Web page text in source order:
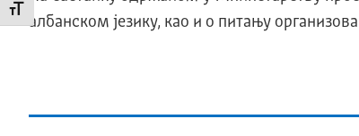
Промени величину слова
албанском језику, као и о питању